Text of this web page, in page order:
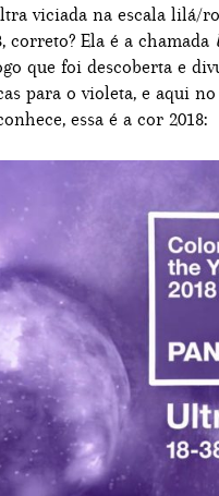
viciada na escala lilá/
correto? Ela é a chamada
que foi descoberta e
para o violeta, e aqui
essa é a cor 2018: